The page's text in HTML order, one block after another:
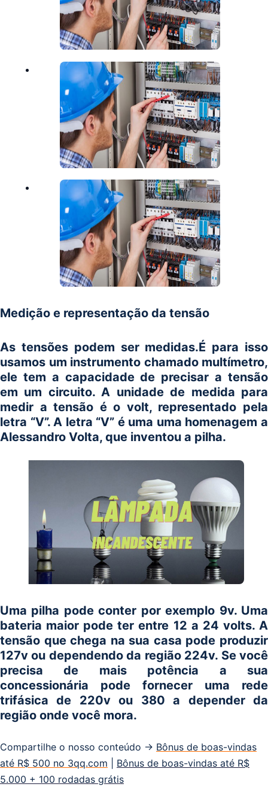
Medição e representação da tensão
As tensões podem ser medidas.É para isso
usamos um instrumento chamado multímetro,
ele tem a capacidade de precisar a tensão
em um circuito. A unidade de medida para
medir a tensão é o volt, representado pela
letra “V”. A letra “V” é uma uma homenagem a
Alessandro Volta, que inventou a pilha.
Uma pilha pode conter por exemplo 9v. Uma
bateria maior pode ter entre 12 a 24 volts. A
tensão que chega na sua casa pode produzir
127v ou dependendo da região 224v. Se você
precisa de mais potência a sua
concessionária pode fornecer uma rede
trifásica de 220v ou 380 a depender da
região onde você mora.
Compartilhe o nosso conteúdo → Bônus de boas-vindas
até R$ 500 no 3qq.com
Bônus de boas-vindas até R$
5.000 + 100 rodadas grátis